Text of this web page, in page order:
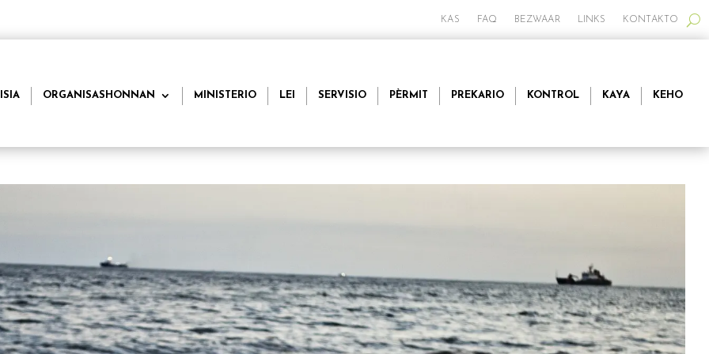
KAS FAQ BEZWAAR LINKS KONTAKTO
ORGANISASHONNAN MINISTERIO LEI SERVISIO PÈRMIT PREKARIO KONTROL KAYA KEHO